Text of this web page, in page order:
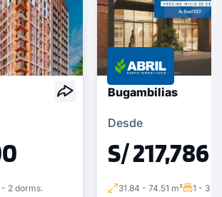
- 2 dorms.
Bugambilias
Desde
S/ 217,786
31.84 - 74.51 m² 1 - 3